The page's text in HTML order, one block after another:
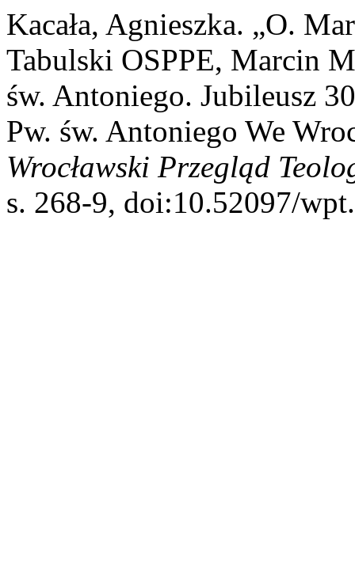
Kacała, Agnieszka. „O.
Tabulski OSPPE, Marcin
św. Antoniego. Jubileusz
Pw. św. Antoniego We
Wrocławski Przegląd
s. 268-9, doi:10.52097/